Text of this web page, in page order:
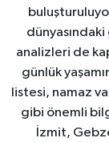
analizleri de
günlük
listesi, namaz
gibi önemli
İzmit,